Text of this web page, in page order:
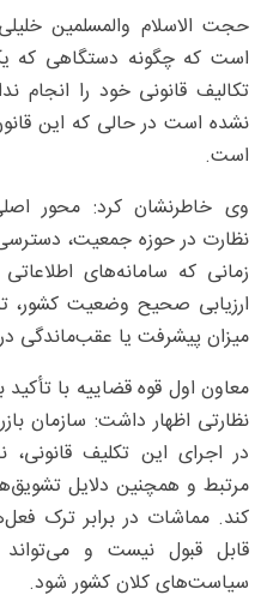
حجت الاسلام والمسلمین
است که چگونه دستگاهی که
تکالیف قانونی خود را انجام
نشده است در حالی که این
است.
وی خاطرنشان کرد: محور
نظارت در حوزه جمعیت،
زمانی که سامانه‌های
ارزیابی صحیح وضعیت کشور،
میزان پیشرفت یا عقب‌ماندگی
معاون اول قوه قضاییه با
نظارتی اظهار داشت: سازمان
در اجرای این تکلیف قانونی،
مرتبط و همچنین دلایل
کند. مماشات در برابر ترک
قابل قبول نیست و
سیاست‌های کلان کشور شود.